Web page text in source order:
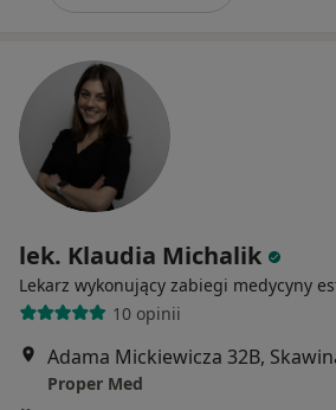
lek. Klaudia Michalik
Lekarz wykonujący zabiegi medycyny
10 opinii
Adama Mickiewicza 32B,
Proper Med